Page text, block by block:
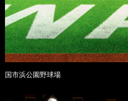
国市浜公園野球場